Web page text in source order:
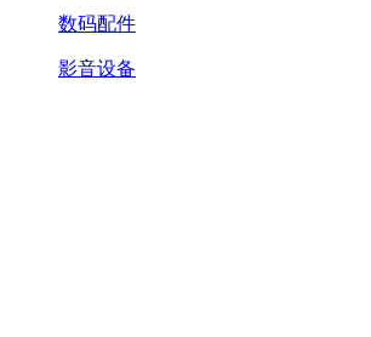
数码配件
影音设备